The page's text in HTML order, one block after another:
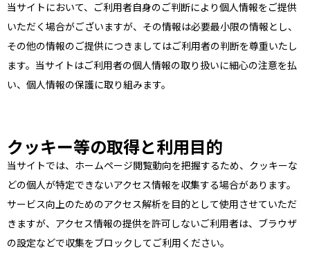
当サイトにおいて、ご利用者自身のご判断により個人情報をご提供
いただく場合がございますが、その情報は必要最小限の情報とし、
その他の情報のご提供につきましてはご利用者の判断を尊重いたし
ます。当サイトはご利用者の個人情報の取り扱いに細心の注意を払
い、個人情報の保護に取り組みます。
クッキー等の取得と利用目的
当サイトでは、ホームページ閲覧動向を把握するため、クッキーな
どの個人が特定できないアクセス情報を収集する場合があります。
サービス向上のためのアクセス解析を目的として使用させていただ
きますが、アクセス情報の提供を許可しないご利用者は、ブラウザ
の設定などで収集をブロックしてご利用ください。